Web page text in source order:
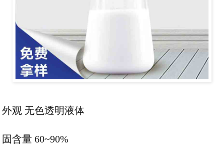
外观 无色透明液体
固含量 60~90%